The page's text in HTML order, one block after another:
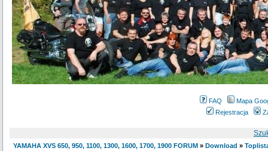
FAQ
Mapa
Rejestracja
YAMAHA XVS 650, 950, 1100, 1300, 1600, 1700, 1900 FORUM » Download »